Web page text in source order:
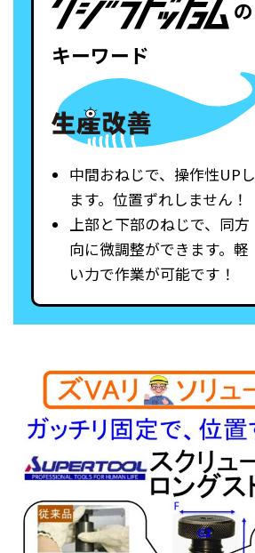
の
キーワード
中間おねじで、操作性UPし
ます。位置ずれしません！
上部と下部のねじで、同方
向に微調整ができます。軽
い力で作業が可能です！